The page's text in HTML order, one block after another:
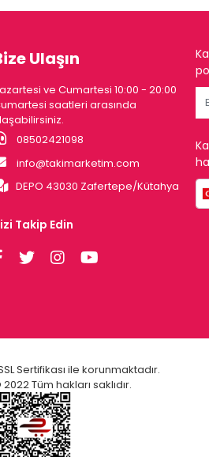
Ulaşın
ve Cumartesi 10:00 - 20:00
saatleri arasında
08502421098
info@takimarketim.com
DEPO 43030 Zafertepe/Kütahya
Takip Edin
Sertifikası ile korunmaktadır.
Tüm hakları saklıdır.